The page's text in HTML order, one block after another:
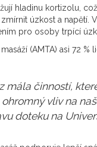
hladinu kortizolu,
úzkost a napětí.
pro osoby trpící
(AMTA) asi 72
mála činností,
vliv na
doteku na